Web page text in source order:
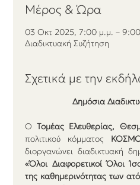
Μέρος & Ώρα
03 Οκτ 2025, 7:00 μ.μ. –
Διαδικτυακή Συζήτηση
Σχετικά με την
Δημόσια
Ο Τομέας Ελευθερίας,
πολιτικού κόμματος
«Όλοι Διαφορετικοί Όλοι
της καθημερινότητας των